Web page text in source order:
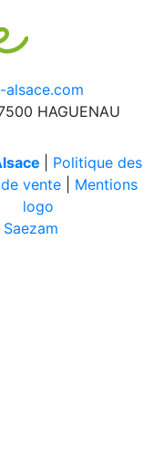
alsace.com
HAGUENAU
Politique des
vente| Mentions